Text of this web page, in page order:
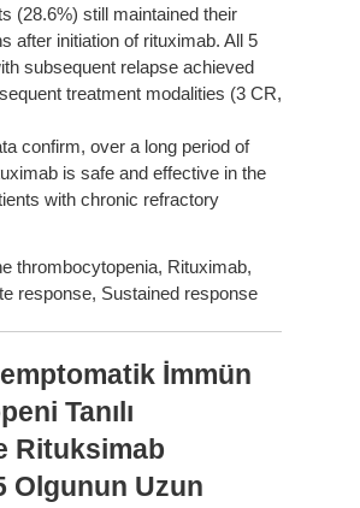
(28.6%) still maintained their
after initiation of rituximab. All 5
subsequent relapse achieved
treatment modalities (3 CR,
confirm, over a long period of
is safe and effective in the
with chronic refractory
thrombocytopenia, Rituximab,
response, Sustained response
İmmün
Tanılı
Rituksimab
Olgunun Uzun